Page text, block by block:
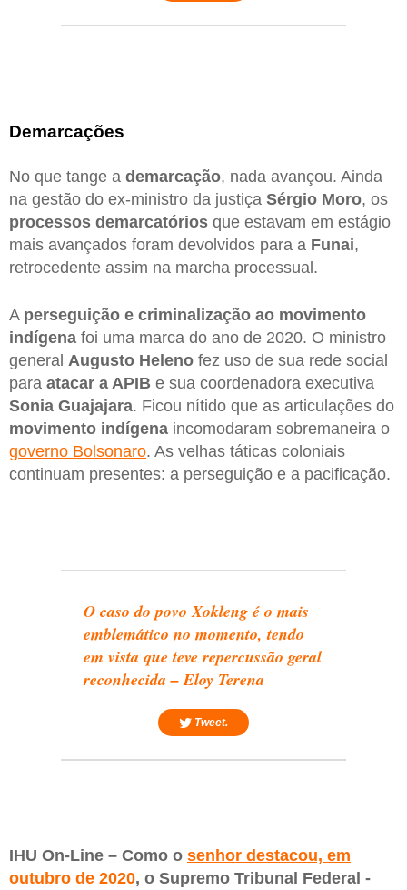
Demarcações
No que tange a demarcação, nada avançou. Ainda
na gestão do ex-ministro da justiça Sérgio Moro, os
processos demarcatórios que estavam em estágio
mais avançados foram devolvidos para a Funai,
retrocedente assim na marcha processual.
A perseguição e criminalização ao movimento
indígena foi uma marca do ano de 2020. O ministro
general Augusto Heleno fez uso de sua rede social
para atacar a APIB e sua coordenadora executiva
Sonia Guajajara. Ficou nítido que as articulações do
movimento indígena incomodaram sobremaneira o
governo Bolsonaro. As velhas táticas coloniais
continuam presentes: a perseguição e a pacificação.
O caso do povo Xokleng é o mais
emblemático no momento, tendo
em vista que teve repercussão geral
reconhecida – Eloy Terena
Tweet.
IHU On-Line – Como o senhor destacou, em
outubro de 2020, o Supremo Tribunal Federal -